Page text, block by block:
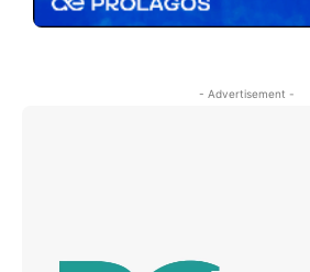
- Advertisement -